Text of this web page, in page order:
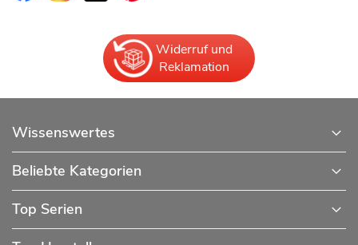
Widerruf und
Reklamation
Wissenswertes
Beliebte Kategorien
Top Serien